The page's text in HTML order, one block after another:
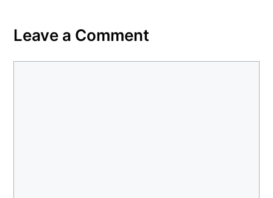
Leave a Comment